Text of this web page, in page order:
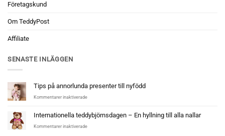
Företagskund
Om TeddyPost
Affiliate
SENASTE INLÄGGEN
Tips på annorlunda presenter till nyfödd
Kommentarer inaktiveradeför
på
annorlunda
presenter
Internationella teddybjörnsdagen – En hyllning till alla nallar
Kommentarer inaktiveradeför